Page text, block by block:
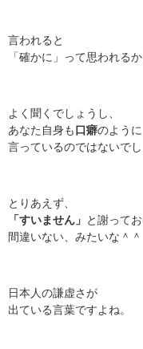
言われると
「確かに」って思われる
よく聞くでしょうし、
あなた自身も口癖のように
言っているのではないでし
とりあえず、
「すいません」 と謝って
間違いない、みたいな＾＾
日本人の謙虚さが
出ている言葉ですよね。